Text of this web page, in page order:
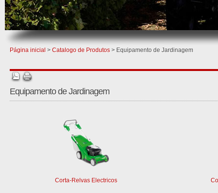
Página inicial > Catalogo de Produtos > Equipamento de Jardinagem
Equipamento de Jardinagem
Corta-Relvas Electricos